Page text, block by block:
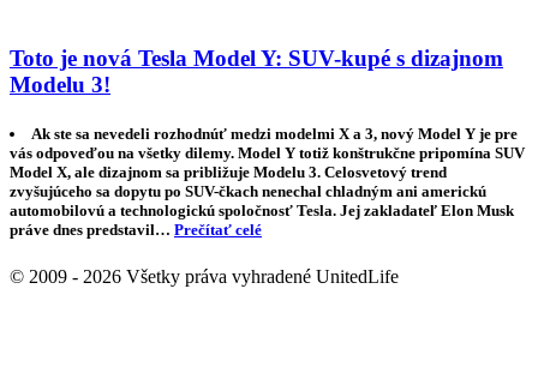
Toto je nová Tesla Model Y: SUV-kupé s dizajnom
Modelu 3!
Ak ste sa nevedeli rozhodnúť medzi modelmi X a 3, nový Model Y je pre
vás odpoveďou na všetky dilemy. Model Y totiž konštrukčne pripomína SUV
Model X, ale dizajnom sa približuje Modelu 3. Celosvetový trend
zvyšujúceho sa dopytu po SUV-čkach nenechal chladným ani americkú
automobilovú a technologickú spoločnosť Tesla. Jej zakladateľ Elon Musk
práve dnes predstavil… Prečítať celé
© 2009 - 2026 Všetky práva vyhradené UnitedLife